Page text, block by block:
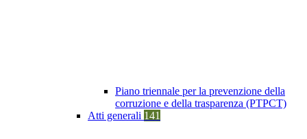
Piano triennale per la prevenzione della
corruzione e della trasparenza (PTPCT)
Atti generali 141